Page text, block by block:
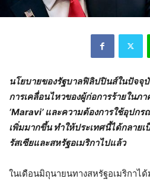
นโยบายของรัฐบาลฟิลิปปินส์ในปัจจุ
การเคลื่อนไหวของผู้ก่อการร้ายในภ
‘Maravi’ และความต้องการใช้อุปก
เพิ่มมากขึ้น ทำให้ประเทศนี้ได้กลาย
รัสเซียและสหรัฐอเมริกาไปแล้ว
ในเดือนมิถุนายนทางสหรัฐอเมริกา